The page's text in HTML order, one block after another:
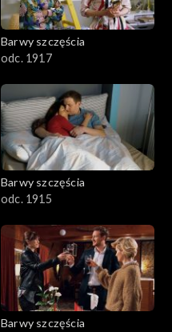
Barwy szczęścia
odc. 1917
Barwy szczęścia
odc. 1915
Barwy szczęścia